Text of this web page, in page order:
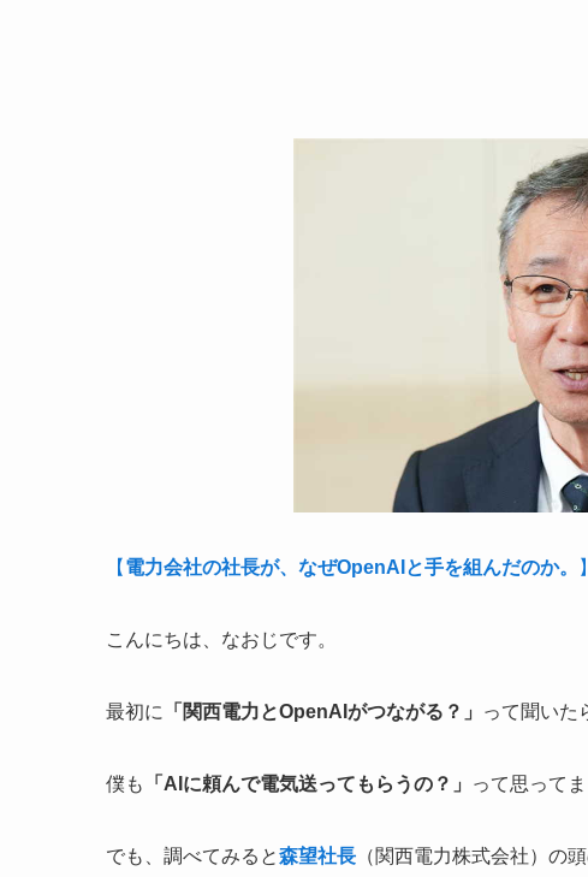
【 電力会社の社長が、なぜOpenAIと手を組んだのか。 】
こんにちは、なおじです。
最初に 「関西電力とOpenAIがつながる？」 って聞いた
僕も 「AIに頼んで電気送ってもらうの？」 って思って
でも、調べてみると森望社長 （関西電力株式会社）の